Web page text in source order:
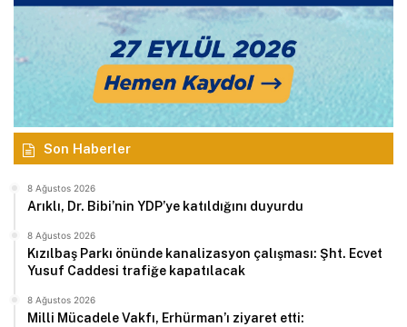
Son Haberler
8 Ağustos 2026
Arıklı, Dr. Bibi’nin YDP’ye katıldığını duyurdu
8 Ağustos 2026
Kızılbaş Parkı önünde kanalizasyon çalışması: Şht. Ecvet
Yusuf Caddesi trafiğe kapatılacak
8 Ağustos 2026
Milli Mücadele Vakfı, Erhürman’ı ziyaret etti: